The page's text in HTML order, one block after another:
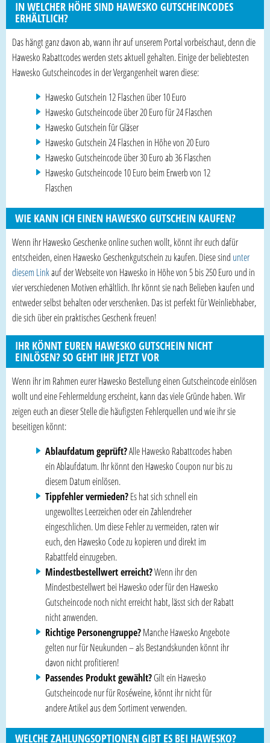
IN WELCHER HÖHE SIND HAWESKO GUTSCHEINCODES
ERHÄLTLICH?
Das hängt ganz davon ab, wann ihr auf unserem Portal vorbeischaut, denn die
Hawesko Rabattcodes werden stets aktuell gehalten. Einige der beliebtesten
Hawesko Gutscheincodes in der Vergangenheit waren diese:
Hawesko Gutschein 12 Flaschen über 10 Euro
Hawesko Gutscheincode über 20 Euro für 24 Flaschen
Hawesko Gutschein für Gläser
Hawesko Gutschein 24 Flaschen in Höhe von 20 Euro
Hawesko Gutscheincode über 30 Euro ab 36 Flaschen
Hawesko Gutscheincode 10 Euro beim Erwerb von 12
Flaschen
WIE KANN ICH EINEN HAWESKO GUTSCHEIN KAUFEN?
Wenn ihr Hawesko Geschenke online suchen wollt, könnt ihr euch dafür
entscheiden, einen Hawesko Geschenkgutschein zu kaufen. Diese sind unter
diesem Linkauf der Webseite von Hawesko in Höhe von 5 bis 250 Euro und in
vier verschiedenen Motiven erhältlich. Ihr könnt sie nach Belieben kaufen und
entweder selbst behalten oder verschenken. Das ist perfekt für Weinliebhaber,
die sich über ein praktisches Geschenk freuen!
IHR KÖNNT EUREN HAWESKO GUTSCHEIN NICHT
EINLÖSEN? SO GEHT IHR JETZT VOR
Wenn ihr im Rahmen eurer Hawesko Bestellung einen Gutscheincode einlösen
wollt und eine Fehlermeldung erscheint, kann das viele Gründe haben. Wir
zeigen euch an dieser Stelle die häufigsten Fehlerquellen und wie ihr sie
beseitigen könnt:
Ablaufdatum geprüft?Alle Hawesko Rabattcodes haben
ein Ablaufdatum. Ihr könnt den Hawesko Coupon nur bis zu
diesem Datum einlösen.
Tippfehler vermieden?Es hat sich schnell ein
ungewolltes Leerzeichen oder ein Zahlendreher
eingeschlichen. Um diese Fehler zu vermeiden, raten wir
euch, den Hawesko Code zu kopieren und direkt im
Rabattfeld einzugeben.
Mindestbestellwert erreicht?Wenn ihr den
Mindestbestellwert bei Hawesko oder für den Hawesko
Gutscheincode noch nicht erreicht habt, lässt sich der Rabatt
nicht anwenden.
Richtige Personengruppe?Manche Hawesko Angebote
gelten nur für Neukunden – als Bestandskunden könnt ihr
davon nicht profitieren!
Passendes Produkt gewählt?Gilt ein Hawesko
Gutscheincode nur für Roséweine, könnt ihr nicht für
andere Artikel aus dem Sortiment verwenden.
WELCHE ZAHLUNGSOPTIONEN GIBT ES BEI HAWESKO?